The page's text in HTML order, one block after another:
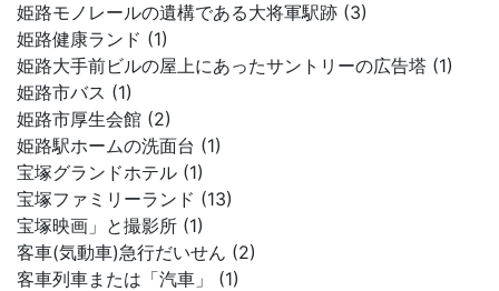
姫路モノレールの遺構である大将軍駅跡 (3)
姫路健康ランド (1)
姫路大手前ビルの屋上にあったサントリーの広告塔 (1)
姫路市バス (1)
姫路市厚生会館 (2)
姫路駅ホームの洗面台 (1)
宝塚グランドホテル (1)
宝塚ファミリーランド (13)
宝塚映画」と撮影所 (1)
客車(気動車)急行だいせん (2)
客車列車または「汽車」 (1)